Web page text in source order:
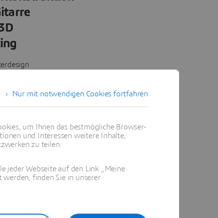
und
Derzeit
Nur mit notwendigen Cookies fortfahren
um Ihnen das bestmögliche Browser-
und Interessen weitere Inhalte,
zu teilen.
jeder Webseite auf den Link „Meine
werden, finden Sie in unserer